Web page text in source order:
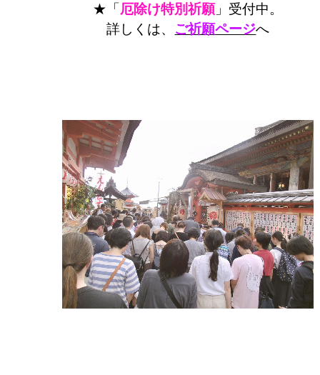
★「厄除け特別祈願」受付中。
詳しくは、 ご祈願ページへ